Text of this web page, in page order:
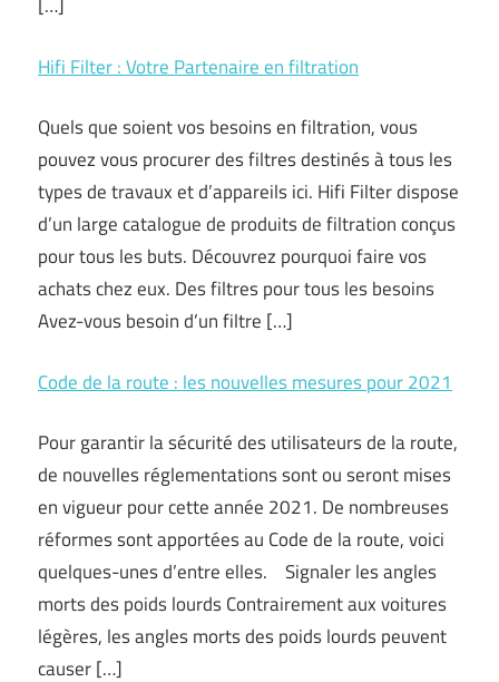
Hifi Filter : Votre Partenaire en filtration
Quels que soient vos besoins en filtration, vous
pouvez vous procurer des filtres destinés à tous les
types de travaux et d’appareils ici. Hifi Filter dispose
d’un large catalogue de produits de filtration conçus
pour tous les buts. Découvrez pourquoi faire vos
achats chez eux. Des filtres pour tous les besoins
Avez-vous besoin d’un filtre […]
Code de la route : les nouvelles mesures pour 2021
Pour garantir la sécurité des utilisateurs de la route,
de nouvelles réglementations sont ou seront mises
en vigueur pour cette année 2021. De nombreuses
réformes sont apportées au Code de la route, voici
quelques-unes d’entre elles. Signaler les angles
morts des poids lourds Contrairement aux voitures
légères, les angles morts des poids lourds peuvent
causer […]